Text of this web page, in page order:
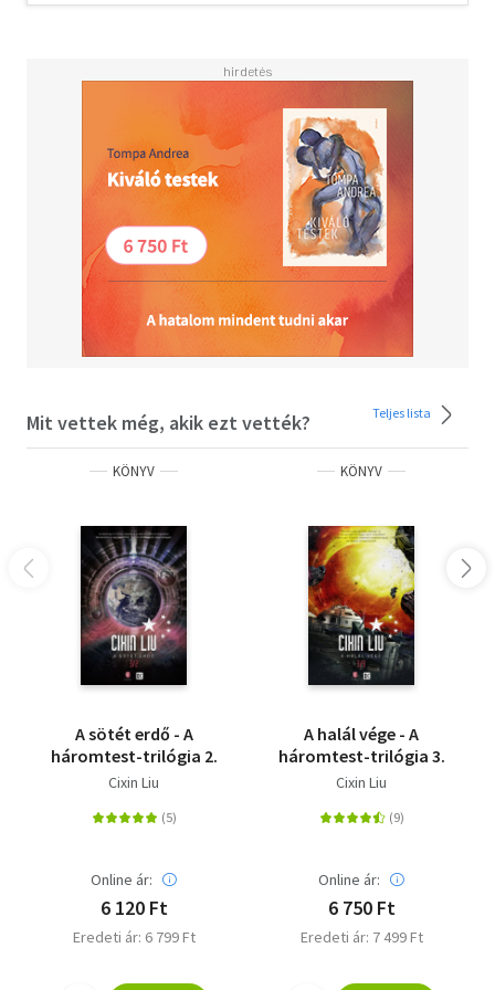
Mit vettek még, akik ezt vették? Teljes lista
KÖNYV
A sötét erdő - A
háromtest-trilógia 2.
Cixin Liu
Online ár:
6 120 Ft
Eredeti ár: 6 799 Ft
KÖNYV
A halál vége - A
háromtest-trilógia 3.
Cixin Liu
Online ár:
6 750 Ft
Eredeti ár: 7 499 Ft